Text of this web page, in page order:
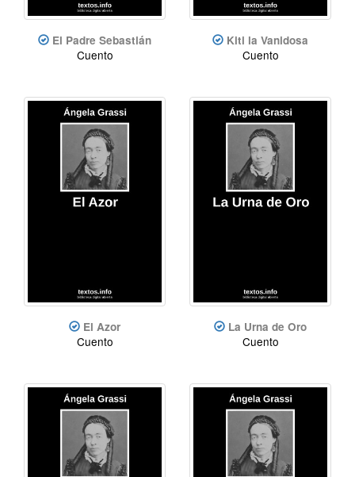
El Padre Sebastián
Cuento
Kiti la Vanidosa
Cuento
El Azor
Cuento
La Urna de Oro
Cuento